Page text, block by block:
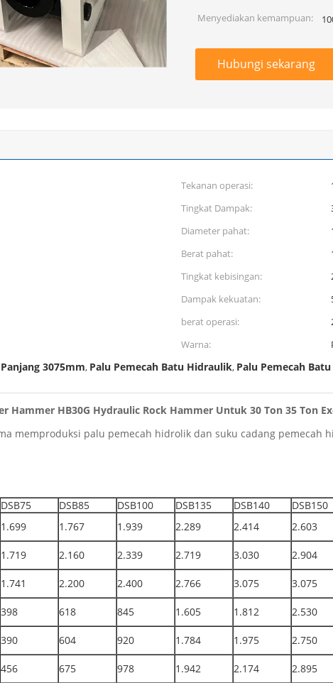
Menyediakan kemampuan:
Hubungi sekarang
Tekanan operasi:
Tingkat Dampak:
Diameter pahat:
Berat pahat:
Tingkat kebisingan:
Dampak kekuatan:
berat operasi:
Warna:
3075mm, Palu Pemecah Batu Hidraulik, Palu Pemecah
Hammer HB30G Hydraulic Rock Hammer Untuk 30 Ton 35 Ton
memproduksi palu pemecah hidrolik dan suku cadang pemecah
DSB75 DSB85 DSB100 DSB135 DSB140 DSB150
1.699 1.767 1.939 2.289 2.414 2.603
1.719 2.160 2.339 2.719 3.030 2.904
1.741 2.200 2.400 2.766 3.075 3.075
398 618 845 1.605 1.812 2.530
390 604 920 1.784 1.975 2.750
456 675 978 1.942 2.174 2.895